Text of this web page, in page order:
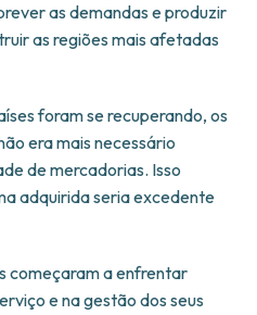
as demandas e produzir
as regiões mais afetadas
foram se recuperando, os
era mais necessário
de mercadorias. Isso
adquirida seria excedente
começaram a enfrentar
e na gestão dos seus